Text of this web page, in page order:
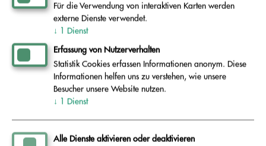
Umweltvorteile: Die Verwendung von Kompost ist
eine umweltfreundliche Praxis, die dazu beiträgt,
Treibhausgasemissionen zu reduzieren und die
Umwelt zu schützen. Sie trägt auch zur
Verbesserung der Bodenqualität und der
Artenvielfalt bei.
Für die Verwendung von interaktiven Karten werden
externe Dienste verwendet.
↓ 1 Dienst
Erfassung von Nutzerverhalten
Statistik Cookies erfassen Informationen anonym. Diese
Informationen helfen uns zu verstehen, wie unsere
Besucher unsere Website nutzen.
↓ 1 Dienst
Alle Dienste aktivieren oder deaktivieren